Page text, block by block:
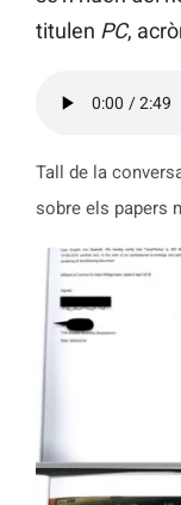
titulen PC,
Tall de la
sobre els papers